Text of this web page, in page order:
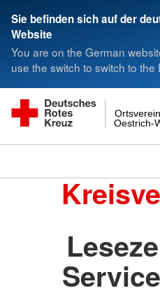
Sie befinden sich auf der
Website
You are on the German
use the switch to switch to the
Oestrich-
Ortsverein